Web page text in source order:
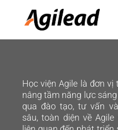
Học viện Agile là đơn
nâng tầm năng lực
qua đào tạo, tư vấn
sâu, toàn diện về